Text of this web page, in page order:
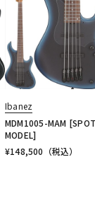
Ibanez
MDM1005-MAM
MODEL]
¥148,500 （税込）